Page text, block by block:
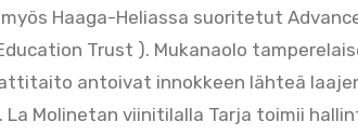
Haaga-Heliassa suoritetut
Trust ). Mukanaolo
antoivat innokkeen lähteä
La Molinetan viinitilalla Tarja toimii